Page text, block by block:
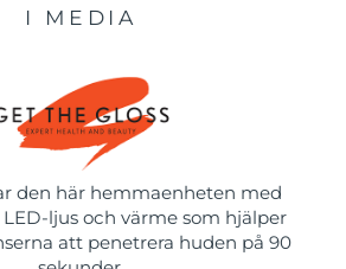
I MEDIA
den här hemmaenheten med
LED-ljus och värme som hjälper
att penetrera huden på 90